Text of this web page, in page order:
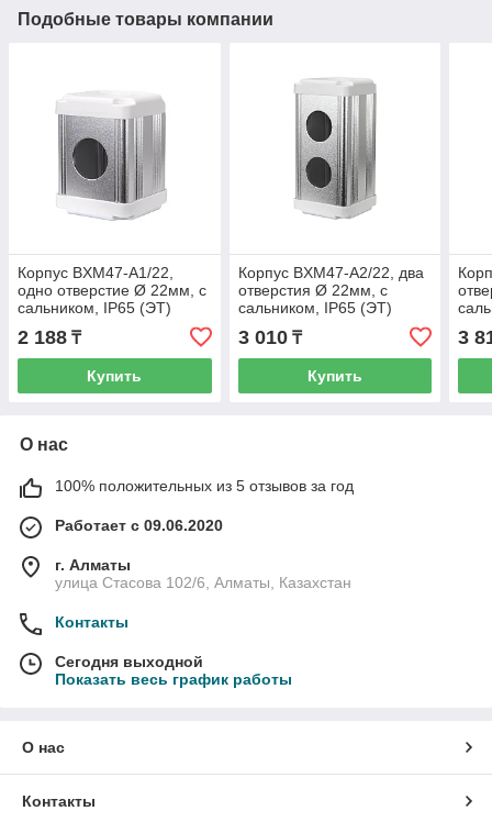
Подобные товары компании
Корпус BXM47-A1/22,
одно отверстие Ø 22мм, с
сальником, IP65 (ЭТ)
2 188 ₸
Купить
Корпус BXM47-A2/22, два
отверстия Ø 22мм, с
сальником, IP65 (ЭТ)
3 010₸
Купить
3
О нас
100% положительных из 5 отзывов за год
Работает с 09.06.2020
г. Алматы
улица Стасова 102/6, Алматы, Казахстан
Контакты
Сегодня выходной
Показать весь график работы
О нас
Контакты